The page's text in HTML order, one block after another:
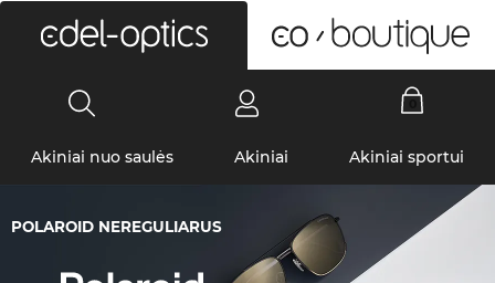
Akiniai nuo saulės Akiniai Akiniai sportui
POLAROID NEREGULIARUS